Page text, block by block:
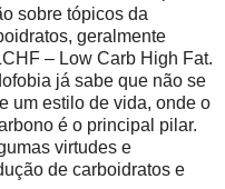
sobre tópicos da
geralmente
– Low Carb High Fat.
já sabe que não se
um estilo de vida, onde o
é o principal pilar.
virtudes e
de carboidratos e